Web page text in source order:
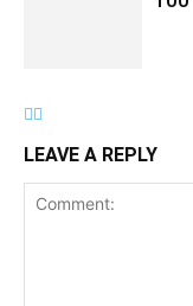
LEAVE A REPLY